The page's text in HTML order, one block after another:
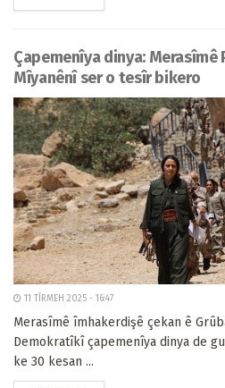
Çapemenîya dinya: Merasîmê
Mîyanênî ser o tesîr bikero
11 TÎRMEH 2025 - 16:47
Merasîmê îmhakerdişê çekan ê
Demokratîkî çapemenîya dinya de
ke 30 kesan ...